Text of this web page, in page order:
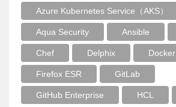
Azure Kubernetes Service（AKS）
Aqua Security Ansible
Chef Delphix Docker
Firefox ESR GitLab
GitHub Enterprise HCL